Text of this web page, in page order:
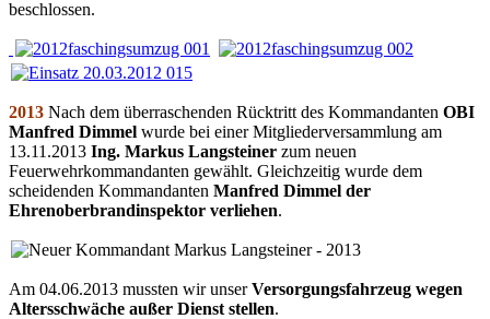
beschlossen.
2013 Nach dem überraschenden Rücktritt des Kommandanten OBI
Manfred Dimmel wurde bei einer Mitgliederversammlung am
13.11.2013 Ing. Markus Langsteiner zum neuen
Feuerwehrkommandanten gewählt. Gleichzeitig wurde dem
scheidenden Kommandanten Manfred Dimmel der
Ehrenoberbrandinspektor verliehen.
Am 04.06.2013 mussten wir unserVersorgungsfahrzeug wegen
Altersschwäche außer Dienst stellen.